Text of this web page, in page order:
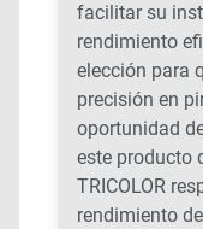
facilitar su
rendimiento
elección para
precisión en
oportunidad
este producto
TRICOLOR
rendimiento